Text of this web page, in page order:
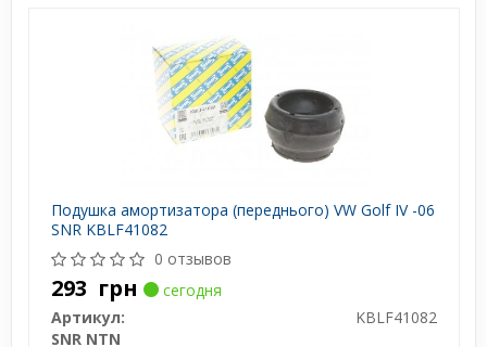
Подушка амортизатора (переднього) VW Golf IV -06
SNR KBLF41082
0 отзывов
293 грн
сегодня
Артикул:
KBLF41082
SNR NTN